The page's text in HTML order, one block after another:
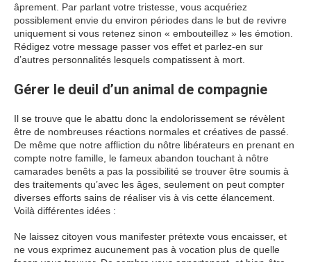
âprement. Par parlant votre tristesse, vous acquériez
possiblement envie du environ périodes dans le but de revivre
uniquement si vous retenez sinon « embouteillez » les émotion.
Rédigez votre message passer vos effet et parlez-en sur
d’autres personnalités lesquels compatissent à mort.
Gérer le deuil d’un animal de compagnie
Il se trouve que le abattu donc la endolorissement se révèlent
être de nombreuses réactions normales et créatives de passé.
De même que notre affliction du nôtre libérateurs en prenant en
compte notre famille, le fameux abandon touchant à nôtre
camarades benêts a pas la possibilité se trouver être soumis à
des traitements qu’avec les âges, seulement on peut compter
diverses efforts sains de réaliser vis à vis cette élancement.
Voilà différentes idées :
Ne laissez citoyen vous manifester prétexte vous encaisser, et
ne vous exprimez aucunement pas à vocation plus de quelle